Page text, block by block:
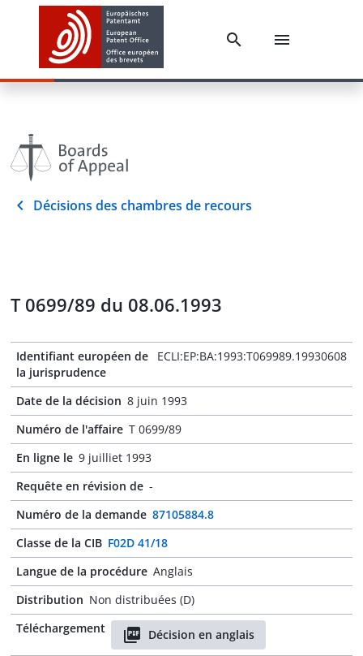
Décisions des chambres de recours
T 0699/89 du 08.06.1993
Identifiant européen de
la jurisprudence
ECLI:EP:BA:1993:T069989.19930608
Date de la décision 8 juin 1993
Numéro de l'affaire T 0699/89
En ligne le 9 juilliet 1993
Requête en révision de -
Numéro de la demande 87105884.8
Classe de la CIB F02D 41/18
Langue de la procédure Anglais
Distribution Non distribuées (D)
Téléchargement
Décision en anglais